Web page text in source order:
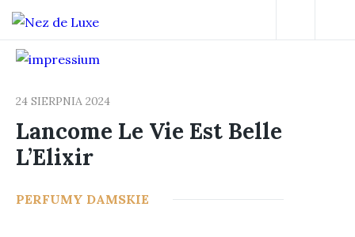
24 SIERPNIA 2024
Lancome Le Vie Est Belle
L’Elixir
PERFUMY DAMSKIE